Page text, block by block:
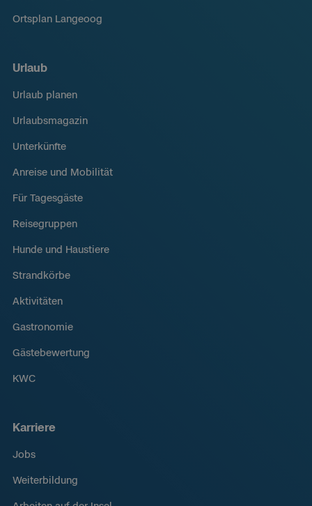
Ortsplan Langeoog
Urlaub
Urlaub planen
Urlaubsmagazin
Unterkünfte
Anreise und Mobilität
Für Tagesgäste
Reisegruppen
Hunde und Haustiere
Strandkörbe
Aktivitäten
Gastronomie
Gästebewertung
KWC
Karriere
Jobs
Weiterbildung